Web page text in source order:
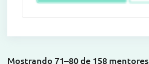
Mostrando 71–80 de 158 mentores